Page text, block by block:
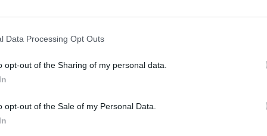
Data Processing Opt Outs
opt-out of the Sharing of my personal data.
opt-out of the Sale of my Personal Data.
ndërsa jeni në makinë ose shikoni personazhet e
të ndiheni edhe më të lëvizshëm.
atëherë preferoni të bëni diçka tjetër gjatë
duke marrë frymë të ngadalta, të thella,
të zakonshme të nauzeve të udhëtimit, të tilla si